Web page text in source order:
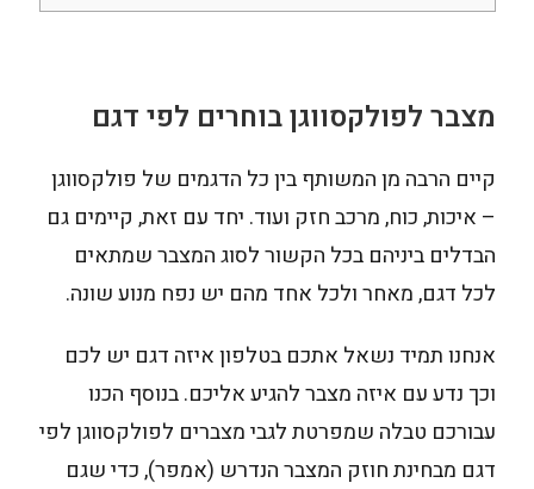
מצבר לפולקסווגן בוחרים לפי דגם
קיים הרבה מן המשותף בין כל הדגמים של פולקסווגן
– איכות, כוח, מרכב חזק ועוד. יחד עם זאת, קיימים גם
הבדלים ביניהם בכל הקשור לסוג המצבר שמתאים
לכל דגם, מאחר ולכל אחד מהם יש נפח מנוע שונה.
אנחנו תמיד נשאל אתכם בטלפון איזה דגם יש לכם
וכך נדע עם איזה מצבר להגיע אליכם. בנוסף הכנו
עבורכם טבלה שמפרטת לגבי מצברים לפולקסווגן לפי
דגם מבחינת חוזק המצבר הנדרש (אמפר), כדי שגם